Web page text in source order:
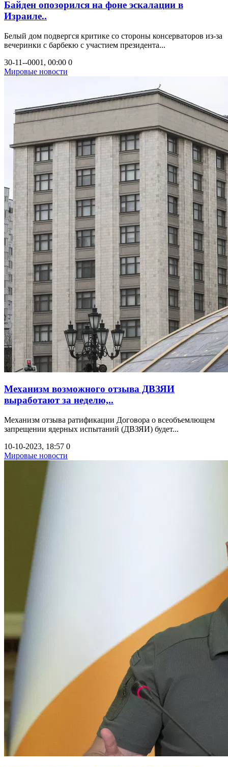
Байден опозорился на фоне эскалации в
Израиле..
Белый дом подвергся критике со стороны консерваторов из-за
вечеринки с барбекю с участием президента...
30-11--0001, 00:00 0
Мировые новости
Механизм возможного отзыва ДВЗЯИ
выработают за неделю,..
Механизм отзыва ратификации Договора о всеобъемлющем
запрещении ядерных испытаний (ДВЗЯИ) будет...
10-10-2023, 18:57 0
Мировые новости